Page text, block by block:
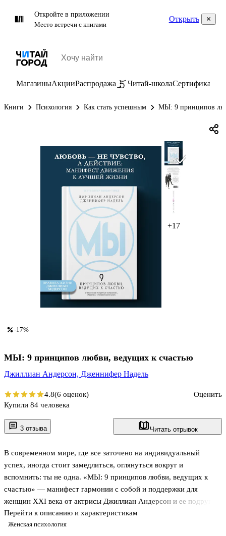
Откройте в приложении
Место встречи с книгами
Открыть
МагазиныАкцииРаспродажа Читай-школаСертификаты
Книги Психология Как стать успешным МЫ: 9 принципов
+17
3 отзыва Читать отрывок
Женская психология
В современном мире, где все заточено на индивидуальный
успех, иногда стоит замедлиться, оглянуться вокруг и
вспомнить: ты не одна. «МЫ: 9 принципов любви, ведущих к
счастью» — манифест гармонии с собой и поддержки для
женщин XXI века от актрисы Джиллиан Андерсон и ее подруги
Дженнифер Надель.
Перейти к описанию и характеристикам
-17%
МЫ: 9 принципов любви, ведущих к счастью
Джиллиан Андерсон, Дженнифер Надель
4.8(6 оценок)
Оценить
Купили 84 человека